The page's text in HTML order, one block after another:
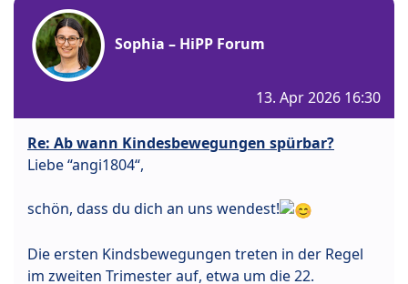
Sophia – HiPP Forum
13. Apr 2026 16:30
Re: Ab wann Kindesbewegungen spürbar?
Liebe “angi1804“,
schön, dass du dich an uns wendest!
Die ersten Kindsbewegungen treten in der Regel
im zweiten Trimester auf, etwa um die 22.